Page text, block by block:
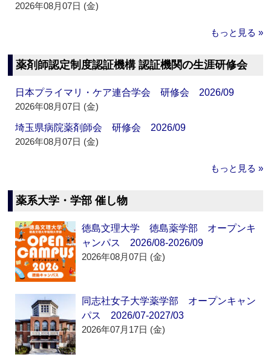
2026年08月07日 (金)
もっと見る »
薬剤師認定制度認証機構 認証機関の生涯研修会
日本プライマリ・ケア連合学会 研修会 2026/09
2026年08月07日 (金)
埼玉県病院薬剤師会 研修会 2026/09
2026年08月07日 (金)
もっと見る »
薬系大学・学部 催し物
徳島文理大学 徳島薬学部 オープンキ
ャンパス 2026/08-2026/09
2026年08月07日 (金)
同志社女子大学薬学部 オープンキャン
パス 2026/07-2027/03
2026年07月17日 (金)